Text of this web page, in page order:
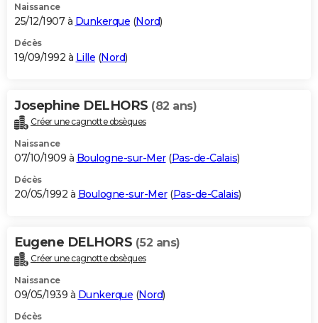
Naissance
25/12/1907 à Dunkerque (Nord)
Décès
19/09/1992 à Lille (Nord)
Josephine DELHORS (82 ans)
Créer une cagnotte obsèques
Naissance
07/10/1909 à Boulogne-sur-Mer(Pas-de-Calais)
Décès
20/05/1992 à Boulogne-sur-Mer(Pas-de-Calais)
Eugene DELHORS (52 ans)
Créer une cagnotte obsèques
Naissance
09/05/1939 à Dunkerque (Nord)
Décès